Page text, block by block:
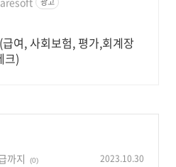
여, 사회보험, 평가,회계장
크)
까지
(0) 2023.10.30